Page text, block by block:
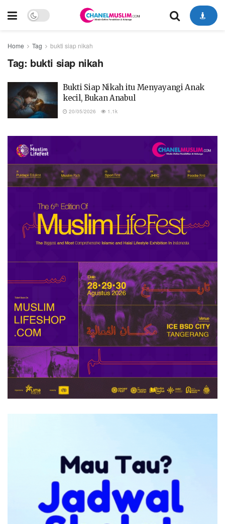
Home Tag bukti siap nikah
Tag: bukti siap nikah
Bukti Siap Nikah itu Menyayangi Anak
kecil, Bukan Anabul
20/05/2026 1.1k